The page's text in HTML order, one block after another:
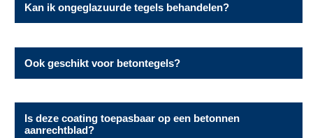
of graniet.
Kan ik ongeglazuurde tegels behandelen?
gebruik je onze glascoating.
Ook geschikt voor betontegels?
terrassen.
Is deze coating toepasbaar op een betonnen
aanrechtblad?